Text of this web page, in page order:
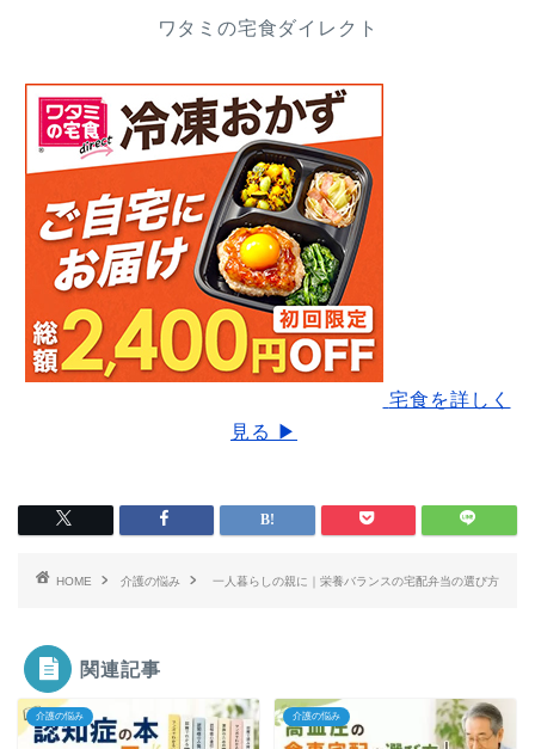
ワタミの宅食ダイレクト
宅食を詳しく
見る ▶
HOME 介護の悩み 一人暮らしの親に｜栄養バランスの宅配弁当の選び方
関連記事
介護の悩み 介護の悩み